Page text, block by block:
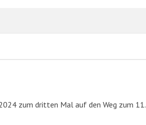
zum dritten Mal auf den Weg zum 11.